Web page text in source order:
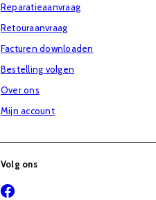
Reparatieaanvraag
Retouraanvraag
Facturen downloaden
Bestelling volgen
Over ons
Mijn account
Volg ons
Facebook